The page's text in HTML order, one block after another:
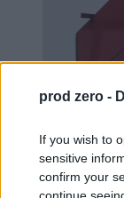
prod zero -
If you wish to
sensitive
confirm your
continue